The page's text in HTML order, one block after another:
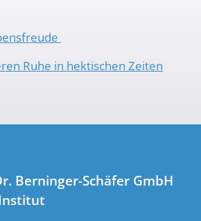
Ruhe in hektischen Zeiten
Berninger-Schäfer GmbH